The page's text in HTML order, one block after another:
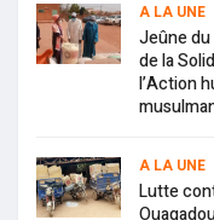
A LA UNE
Jeûne du
de la
l’Action
A LA UNE
Lutte